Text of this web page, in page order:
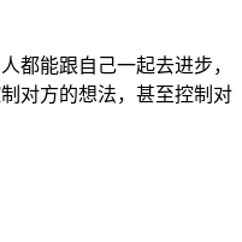
都能跟自己一起去进步，
对方的想法，甚至控制对